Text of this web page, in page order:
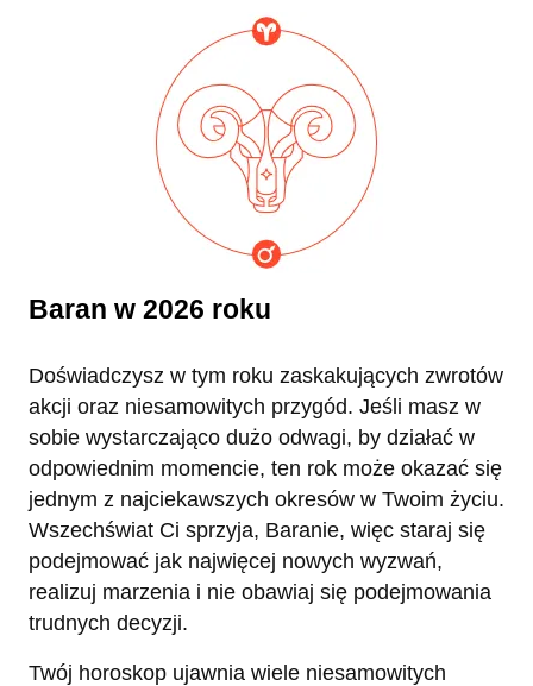
Baran w 2026 roku
Doświadczysz w tym roku zaskakujących zwrotów
akcji oraz niesamowitych przygód. Jeśli masz w
sobie wystarczająco dużo odwagi, by działać w
odpowiednim momencie, ten rok może okazać się
jednym z najciekawszych okresów w Twoim życiu.
Wszechświat Ci sprzyja, Baranie, więc staraj się
podejmować jak najwięcej nowych wyzwań,
realizuj marzenia i nie obawiaj się podejmowania
trudnych decyzji.
Twój horoskop ujawnia wiele niesamowitych